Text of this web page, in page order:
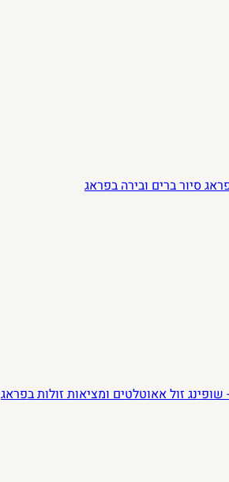
סיור ברים ובירה בפראג
זולאאוטלטים ומציאות זולות בפראג